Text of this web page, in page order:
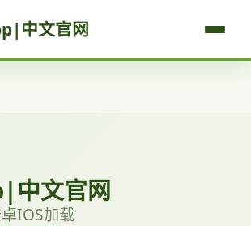
中文官网
中文官网
IOS加载